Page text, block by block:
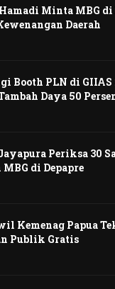
Minta MBG di
Daerah
Booth PLN di
Daya 50
Periksa 30
di Depapre
Kemenag Papua
Publik Gratis